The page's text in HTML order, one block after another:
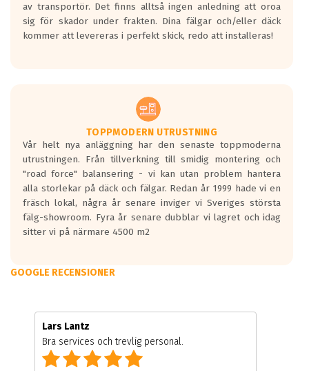
av transportör. Det finns alltså ingen anledning att oroa
sig för skador under frakten. Dina fälgar och/eller däck
kommer att levereras i perfekt skick, redo att installeras!
TOPPMODERN UTRUSTNING
Vår helt nya anläggning har den senaste toppmoderna
utrustningen. Från tillverkning till smidig montering och
"road force" balansering - vi kan utan problem hantera
alla storlekar på däck och fälgar. Redan år 1999 hade vi en
fräsch lokal, några år senare inviger vi Sveriges största
fälg-showroom. Fyra år senare dubblar vi lagret och idag
sitter vi på närmare 4500 m2
GOOGLE RECENSIONER
Lars Lantz
Bra services och trevlig personal.